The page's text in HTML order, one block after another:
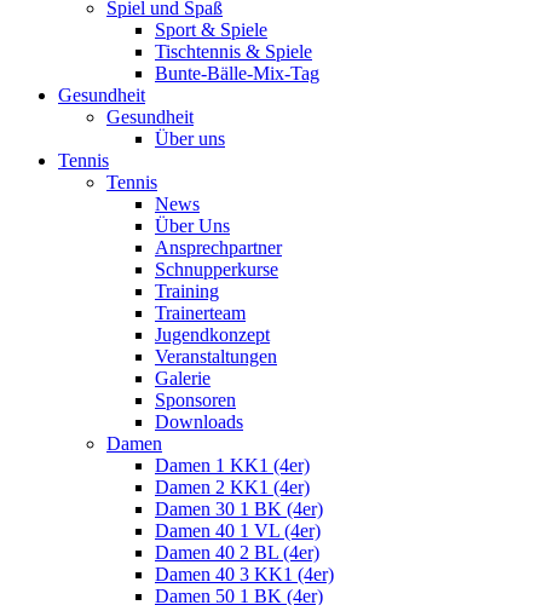
Spiel und Spaß
Sport & Spiele
Tischtennis & Spiele
Bunte-Bälle-Mix-Tag
Gesundheit
Gesundheit
Über uns
Tennis
Tennis
News
Über Uns
Ansprechpartner
Schnupperkurse
Training
Trainerteam
Jugendkonzept
Veranstaltungen
Galerie
Sponsoren
Downloads
Damen
Damen 1 KK1 (4er)
Damen 2 KK1 (4er)
Damen 30 1 BK (4er)
Damen 40 1 VL (4er)
Damen 40 2 BL (4er)
Damen 40 3 KK1 (4er)
Damen 50 1 BK (4er)